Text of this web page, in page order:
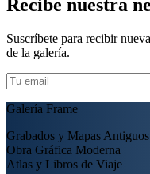
Recibe nuestra
Suscríbete para recibir
de la galería.
Galería Frame
Grabados y Mapas Antiguos
Obra Gráfica Moderna
Atlas y Libros de Viaje